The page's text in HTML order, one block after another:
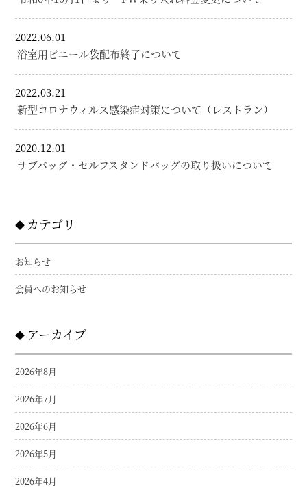
2022.06.01
浴室用ビニール袋配布終了について
2022.03.21
新型コロナウィルス感染症対策について（レストラン）
2020.12.01
サブバッグ・セルフスタンドバッグの取り扱いについて
カテゴリ
お知らせ
会員へのお知らせ
アーカイブ
2026年8月
2026年7月
2026年6月
2026年5月
2026年4月